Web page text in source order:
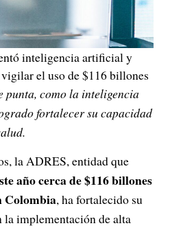
inteligencia artificial y
el uso de $116 billones
punta, como la inteligencia
fortalecer su capacidad
la ADRES, entidad que
año cerca de $116 billones
Colombia, ha fortalecido su
la implementación de alta